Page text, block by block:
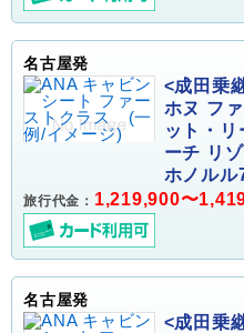
名古屋発
<成田乗
ホヌ フ
ット・
ーチ リ
ホノルル
旅行代金： 1,219,900〜
名古屋発
<成田乗